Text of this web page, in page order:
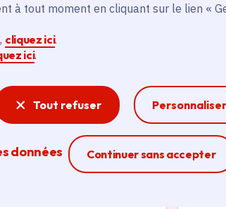
à tout moment en cliquant sur le lien «
cliquez ici.
ici.
Tout refuser Personnaliser
données Continuer sans accepter
Ferme la modale